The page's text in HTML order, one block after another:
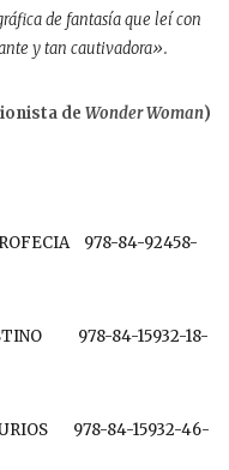
de fantasía que leí con
y tan cautivadora».
de Wonder Woman)
978-84-92458-
978-84-15932-18-
978-84-15932-46-